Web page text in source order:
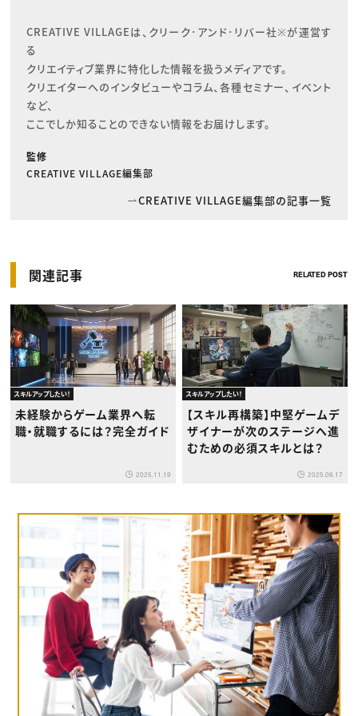
CREATIVE VILLAGEは、クリーク･アンド･リバー社※が運営す
る
クリエイティブ業界に特化した情報を扱うメディアです。
クリエイターへのインタビューやコラム、各種セミナー、イベント
など、
ここでしか知ることのできない情報をお届けします。
監修
CREATIVE VILLAGE編集部
CREATIVE VILLAGE編集部の記事一覧
関連記事 RELATED POST
スキルアップしたい！
未経験からゲーム業界へ転
職・就職するには？完全ガイド
2025.11.19
スキルアップしたい！
【スキル再構築】中堅ゲームデ
ザイナーが次のステージへ進
むための必須スキルとは？
2025.06.17